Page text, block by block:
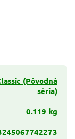
(Pôvodná
séria)
0.119 kg